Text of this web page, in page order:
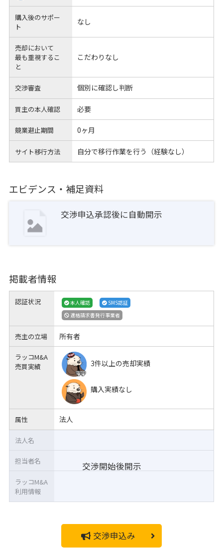
購入後のサポー
ト
なし
売却において
最も重視するこ
と
こだわりなし
交渉審査 個別に確認し判断
買主の本人確認 必要
競業避止期間 0ヶ月
サイト移行方法 自分で移行作業を行う（経験なし）
エビデンス・補足資料
交渉申込承認後に自動開示
掲載者情報
認証状況 本人確認
SMS認証
適格請求書発行事業者
売主の立場 所有者
ラッコM&A
売買実績
3件以上の売却実績
購入実績なし
属性 法人
交渉開始後開示
法人名
担当者名
ラッコM&A
利用情報
交渉申込み